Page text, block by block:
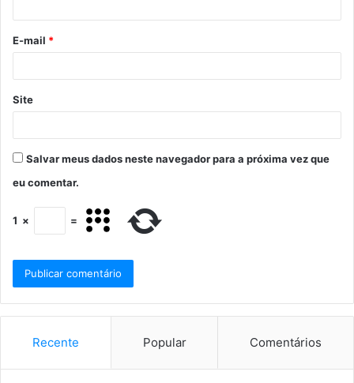
E-mail *
Site
Salvar meus dados neste navegador para a próxima vez que
eu comentar.
1 × =
Recente Popular Comentários